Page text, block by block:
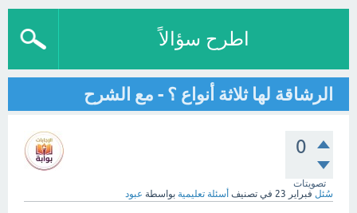
اطرح سؤالاً
الرشاقة لها ثلاثة أنواع ؟ - مع الشرح
0
تصويتات
سُئل فبراير 23 في تصنيف أسئلة تعليمية بواسطة عبود